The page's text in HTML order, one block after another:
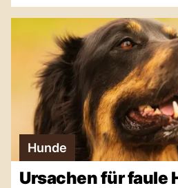
Hunde
Ursachen für faule